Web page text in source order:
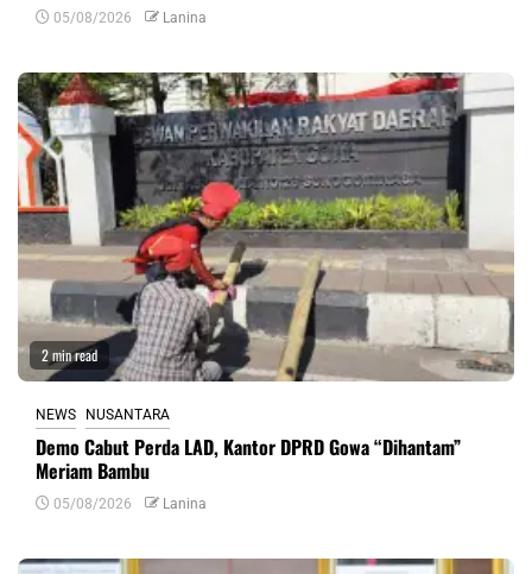
05/08/2026 Lanina
2 min read
NEWS NUSANTARA
Demo Cabut Perda LAD, Kantor DPRD Gowa “Dihantam”
Meriam Bambu
05/08/2026 Lanina